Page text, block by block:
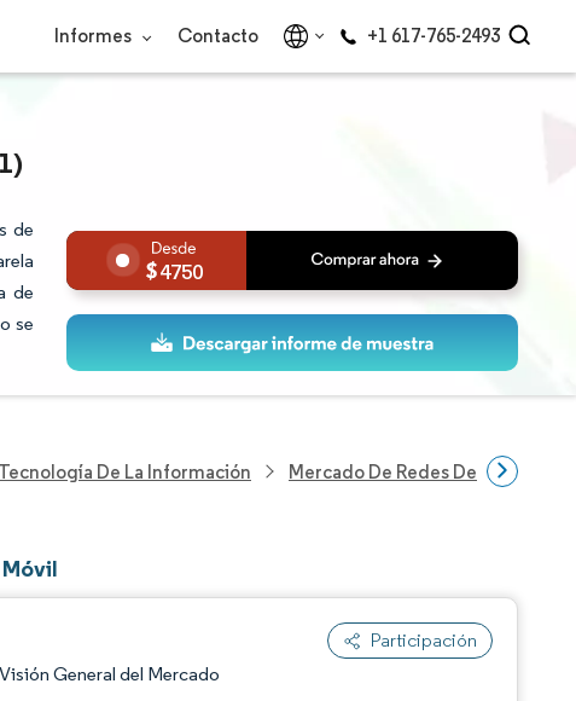
Informes Contacto +1 617-765-2493
de
de
se
4750
De La Información Mercado De Redes De Núcleo
Participación
Visión General del Mercado